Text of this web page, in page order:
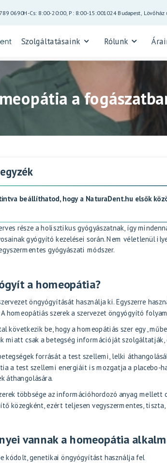
0690H-Cs: 8:00-20:00, P: 8:00-15:001024 Budapest, Lövőház
Szolgáltatásaink Rólunk
a
beállíthatod, hogy a NaturaDent.hu elsők
része aholisztikus gyógyászatnak, így
gyógyító kezelései során. Nem véletlenül
gyógyászati módszer.
a homeopátia?
öngyógyítását használja ki. Egyszerre
homeopátiás szerek a szervezet öngyógyító
következik be, hogy a homeopátiás szer egy
miatt csak a betegség információját szolgáltatják,
forrását a test szellemi, lelki
a test szellemi energiáit is mozgatja a placebo-
áthangolására.
többsége az információhordozó anyag
közegként, ezért teljesen vegyszermentes,
vannak a homeopátia
kódolt, genetikai öngyógyítást használja fel